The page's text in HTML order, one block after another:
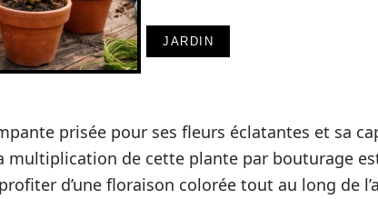
JARDIN
prisée pour ses fleurs éclatantes et sa
multiplication de cette plante par bouturage
d’une floraison colorée tout au long de